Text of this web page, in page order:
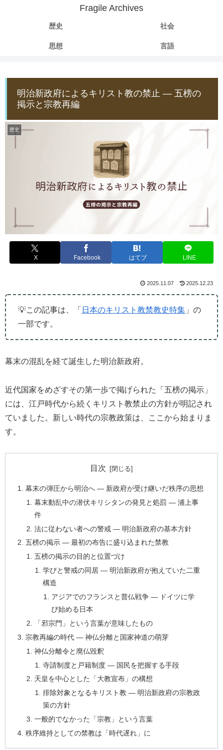
Fragile Archives
歴史 社会
思想 言語
明治新政府によるキリスト教の禁止 ― 五榜の
掲示と宗教再編
歴史
X Facebook はてブ LINE
2025.11.07 2025.12.23
💡この記事は、「 日本のキリスト教禁教史特集 」の
一部です。
幕末の混乱を経て誕生した明治新政府。
近代国家をめざすその第一歩で掲げられた「五榜の掲示」
には、江戸時代から続くキリスト教禁止の方針が明記され
ていました。新しい時代の宗教政策は、ここから始まりま
す。
目次
幕末の弾圧から明治へ ― 新政府が受け継いだ秩序の思想
幕末動乱中の潜伏キリシタンの発見と処罰 ― 浦上事
件
法に従わない者への警戒 ― 明治新政府の基本方針
五榜の掲示 ― 最初の布告に盛り込まれた禁教
五榜の掲示の目的と位置づけ
学びと警戒の同居 ― 明治新政府が抱えていた二重
構造
アジアでのフランスと普仏戦争 ― ドイツに学
び始める日本
「邪宗門」という言葉が意味したもの
宗教再編の時代 ― 神仏分離と国家神道の萌芽
神仏分離令と廃仏毀釈
寺請制度と戸籍制度 ― 国民を把握する手段
天皇を中心とした「大教宣布」の構想
排除対象となるキリスト教 ― 明治新政府の宗教政
策の方針
一般的でなかった「宗教」という言葉
秩序維持としての禁教は「時代遅れ」に